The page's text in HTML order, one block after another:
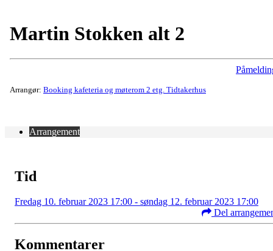
Martin Stokken alt 2
Arrangør: Booking kafeteria og møterom 2 etg. Tidtakerhus
Arrangement
Tid
Fredag 10. februar 2023 17:00 - søndag 12. februar 2023 17:00
Del
Kommentarer